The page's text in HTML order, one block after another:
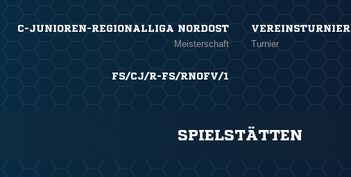
C-JUNIOREN-REGIONALLIGA NORDOST
Meisterschaft
VEREINSTURNIER
Turnier
FS/CJ/R-FS/RNOFV/1
SPIELSTÄTTEN